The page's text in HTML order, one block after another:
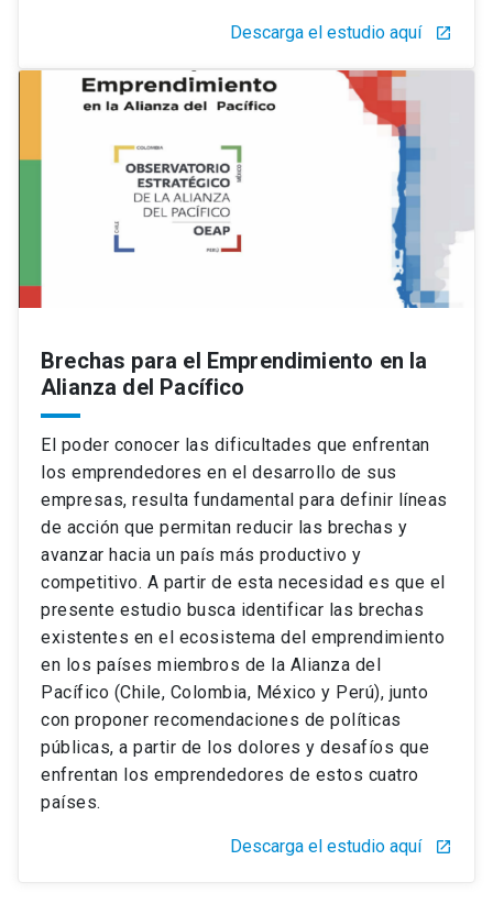
Descarga el estudio aquí launch
Brechas para el Emprendimiento en la
Alianza del Pacífico
El poder conocer las dificultades que enfrentan
los emprendedores en el desarrollo de sus
empresas, resulta fundamental para definir líneas
de acción que permitan reducir las brechas y
avanzar hacia un país más productivo y
competitivo. A partir de esta necesidad es que el
presente estudio busca identificar las brechas
existentes en el ecosistema del emprendimiento
en los países miembros de la Alianza del
Pacífico (Chile, Colombia, México y Perú), junto
con proponer recomendaciones de políticas
públicas, a partir de los dolores y desafíos que
enfrentan los emprendedores de estos cuatro
países.
Descarga el estudio aquí launch